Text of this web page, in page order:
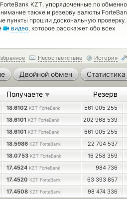
KZT, упорядоченные по
также и резерву валюты
пункты прошли доскональную проверку.
видео, которое расскажет обо всех
Несоответствие История
Двойной обмен Статистика
Получаете ▼ Резерв
18.6102 KZT ForteBank 561 005 255
18.6101 KZT ForteBank 202 968 539
18.6101 KZT ForteBank 661 005 255
18.5986 KZT ForteBank 22 704 537
18.0753 KZT ForteBank 16 258 359
17.4524 KZT ForteBank 984 736
17.4520 KZT ForteBank 63 393 857
17.4508 KZT ForteBank 98 474 336